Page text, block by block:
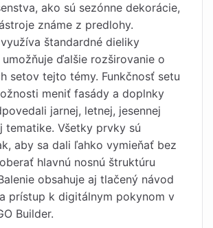
ako sú sezónne dekorácie,
známe z predlohy.
štandardné dieliky
ďalšie rozširovanie o
setov tejto témy. Funkčnosť setu
meniť fasády a doplnky
jarnej, letnej, jesennej
tematike. Všetky prvky sú
aby sa dali ľahko vymieňať bez
hlavnú nosnú štruktúru
obsahuje aj tlačený návod
prístup k digitálnym pokynom v
Builder.